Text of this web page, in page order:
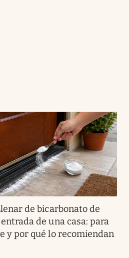
de bicarbonato de
de una casa: para
y por qué lo recomiendan